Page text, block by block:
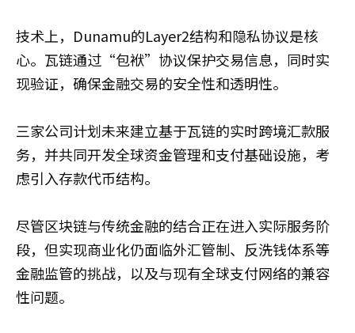
技术上，Dunamu的Layer2结构和隐私协议是核
心。瓦链通过“包袱”协议保护交易信息，同时实
现验证，确保金融交易的安全性和透明性。
三家公司计划未来建立基于瓦链的实时跨境汇款服
务，并共同开发全球资金管理和支付基础设施，考
虑引入存款代币结构。
尽管区块链与传统金融的结合正在进入实际服务阶
段，但实现商业化仍面临外汇管制、反洗钱体系等
金融监管的挑战，以及与现有全球支付网络的兼容
性问题。